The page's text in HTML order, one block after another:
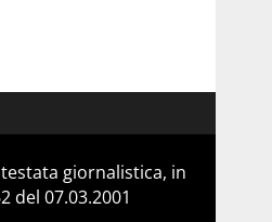
giornalistica, in
07.03.2001